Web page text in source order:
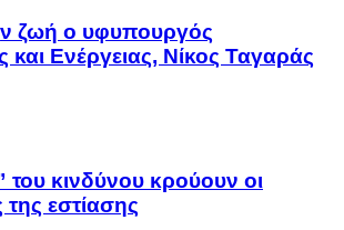
ζωή ο υφυπουργός
και Ενέργειας, Νίκος Ταγαράς
κινδύνου κρούουν οι
της εστίασης